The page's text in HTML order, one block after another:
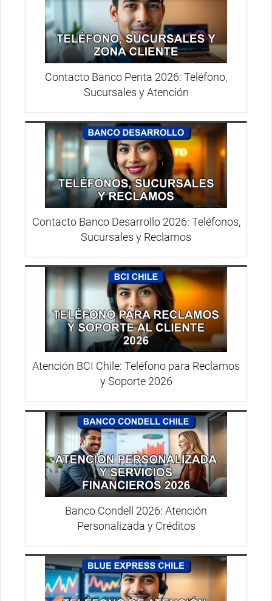
Contacto Banco Penta 2026: Teléfono,
Sucursales y Atención
Contacto Banco Desarrollo 2026: Teléfonos,
Sucursales y Reclamos
Atención BCI Chile: Teléfono para Reclamos
y Soporte 2026
Banco Condell 2026: Atención
Personalizada y Créditos